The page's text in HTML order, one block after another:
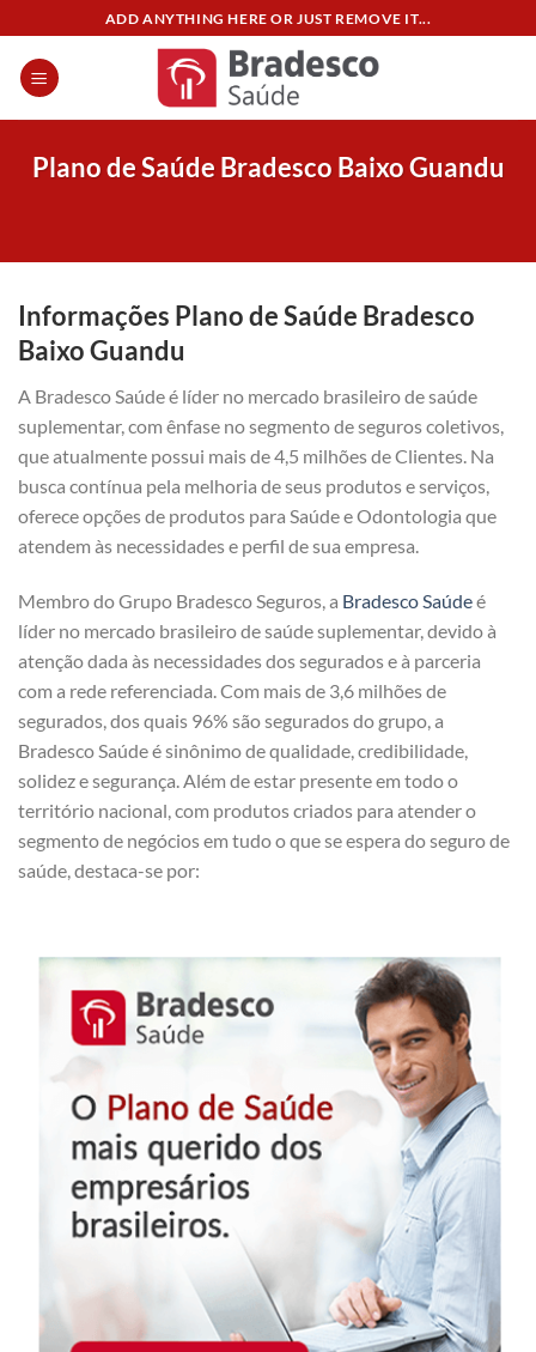
content
ADD ANYTHING HERE OR JUST REMOVE IT...
Plano de Saúde Bradesco Baixo Guandu
Informações Plano de Saúde Bradesco
Baixo Guandu
A Bradesco Saúde é líder no mercado brasileiro de saúde
suplementar, com ênfase no segmento de seguros coletivos,
que atualmente possui mais de 4,5 milhões de Clientes. Na
busca contínua pela melhoria de seus produtos e serviços,
oferece opções de produtos para Saúde e Odontologia que
atendem às necessidades e perfil de sua empresa.
Membro do Grupo Bradesco Seguros, a Bradesco Saúdeé
líder no mercado brasileiro de saúde suplementar, devido à
atenção dada às necessidades dos segurados e à parceria
com a rede referenciada. Com mais de 3,6 milhões de
segurados, dos quais 96% são segurados do grupo, a
Bradesco Saúde é sinônimo de qualidade, credibilidade,
solidez e segurança. Além de estar presente em todo o
território nacional, com produtos criados para atender o
segmento de negócios em tudo o que se espera do seguro de
saúde, destaca-se por: